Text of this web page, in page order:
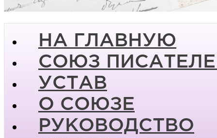
НА ГЛАВНУЮ
СОЮЗ
УСТАВ
О СОЮЗЕ
РУКОВОДСТВО